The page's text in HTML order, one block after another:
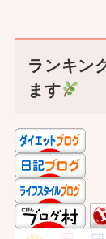
ランキン
ます